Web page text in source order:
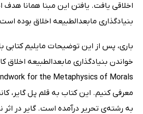
اخلاقی یافت. یافتن این مبنا همانا
بنیادگذاری مابعدالطبیعه اخلاق بوده
باری، پس از این توضیحات مایلیم کتابی
معرفی کنیم. این کتاب به قلم پل گایر،
به رشته‌ی تحریر درآمده است. گایر در اثر